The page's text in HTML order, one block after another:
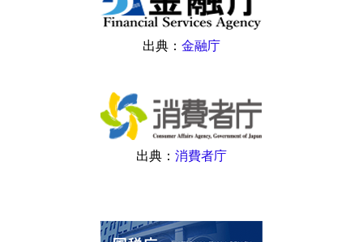
出典： 金融庁
出典： 消費者庁